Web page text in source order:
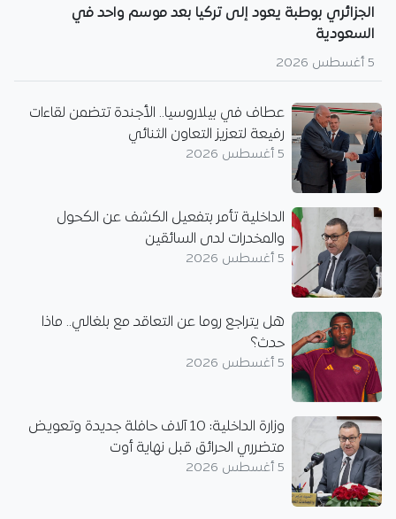
الجزائري بوطبة يعود إلى تركيا بعد موسم واحد في
السعودية
5 أغسطس 2026
عطاف في بيلاروسيا.. الأجندة تتضمن لقاءات
رفيعة لتعزيز التعاون الثنائي
5 أغسطس 2026
الداخلية تأمر بتفعيل الكشف عن الكحول
والمخدرات لدى السائقين
5 أغسطس 2026
هل يتراجع روما عن التعاقد مع بلغالي.. ماذا
حدث؟
5 أغسطس 2026
وزارة الداخلية: 10 آلاف حافلة جديدة وتعويض
متضرري الحرائق قبل نهاية أوت
5 أغسطس 2026